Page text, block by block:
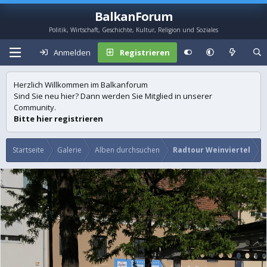
BalkanForum
Politik, Wirtschaft, Geschichte, Kultur, Religion und Soziales
Anmelden Registrieren
Herzlich Willkommen im Balkanforum
Sind Sie neu hier? Dann werden Sie Mitglied in unserer
Community.
Bitte hier registrieren
Startseite Galerie Alben durchsuchen Radtour Weinviertel